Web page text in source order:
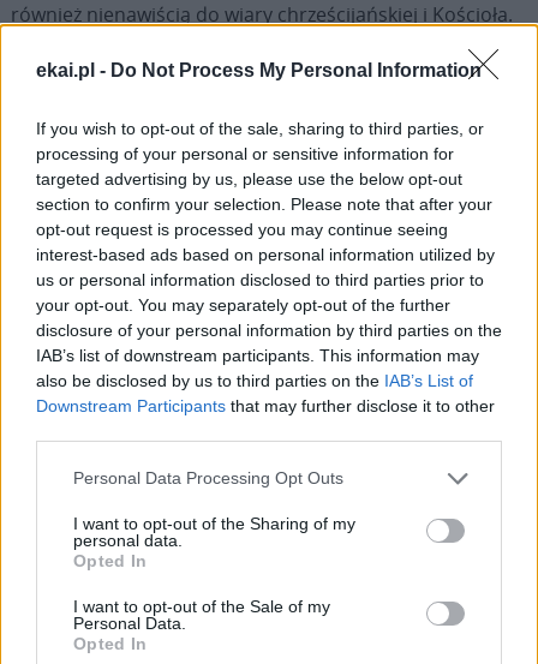
ekai.pl - Do Not Process My Personal Information
If you wish to opt-out of the sale, sharing to third parties, or
processing of your personal or sensitive information for
targeted advertising by us, please use the below opt-out
section to confirm your selection. Please note that after your
opt-out request is processed you may continue seeing
interest-based ads based on personal information utilized by
us or personal information disclosed to third parties prior to
your opt-out. You may separately opt-out of the further
disclosure of your personal information by third parties on the
IAB’s list of downstream participants. This information may
also be disclosed by us to third parties on the IAB’s List of
Downstream Participants that may further disclose it to other
Personal Data Processing Opt Outs
I want to opt-out of the Sharing of my
personal data.
Opted In
I want to opt-out of the Sale of my
Personal Data.
Opted In
również nienawiścią do wiary chrześcijańskiej i Kościoła.
Drogi Czytelniku,
cieszymy się, że odwiedzasz nasz portal. Jesteśmy
tu dla Ciebie!
Każdego dnia publikujemy najważniejsze
informacje z życia Kościoła w Polsce i na świecie.
Jednak bez Twojej pomocy sprostanie temu
zadaniu będzie coraz trudniejsze.
Dzięki Tobie będziemy mogli realizować naszą
misję. Więcej informacji znajdziesztutaj
Facebook